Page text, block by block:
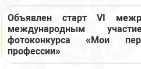
Объявлен старт VI
международным
фотоконкурса «Мои
профессии»